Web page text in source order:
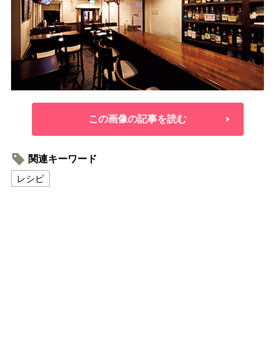
この画像の記事を読む
関連キーワード
レシピ